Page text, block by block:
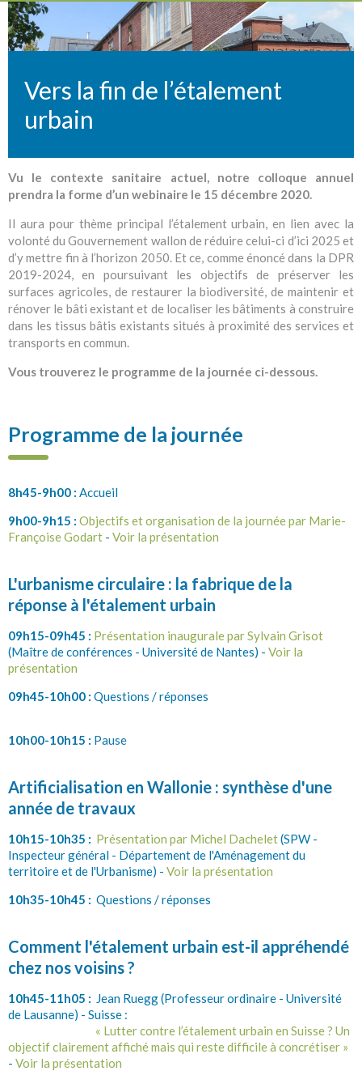
Vers la fin de l’étalement
urbain
Vu le contexte sanitaire actuel, notre colloque annuel
prendra la forme d’un webinaire le 15 décembre 2020.
Il aura pour thème principal l’étalement urbain, en lien avec la
volonté du Gouvernement wallon de réduire celui-ci d’ici 2025 et
d’y mettre fin à l’horizon 2050. Et ce, comme énoncé dans la DPR
2019-2024, en poursuivant les objectifs de préserver les
surfaces agricoles, de restaurer la biodiversité, de maintenir et
rénover le bâti existant et de localiser les bâtiments à construire
dans les tissus bâtis existants situés à proximité des services et
transports en commun.
Vous trouverez le programme de la journée ci-dessous.
Programme de la journée
8h45-9h00 : Accueil
9h00-9h15 : Objectifs et organisation de la journée par Marie-
Françoise Godart - Voir la présentation
L'urbanisme circulaire : la fabrique de la
réponse à l'étalement urbain
09h15-09h45 : Présentation inaugurale par Sylvain Grisot
(Maître de conférences - Université de Nantes) - Voir la
présentation
09h45-10h00 : Questions / réponses
10h00-10h15 : Pause
Artificialisation en Wallonie : synthèse d'une
année de travaux
10h15-10h35 : Présentation par Michel Dachelet(SPW -
Inspecteur général - Département de l'Aménagement du
territoire et de l'Urbanisme) - Voir la présentation
10h35-10h45 : Questions / réponses
Comment l'étalement urbain est-il appréhendé
chez nos voisins ?
10h45-11h05 : Jean Ruegg (Professeur ordinaire - Université
de Lausanne) - Suisse :
« Lutter contre l’étalement urbain en Suisse ? Un
objectif clairement affiché mais qui reste difficile à concrétiser »
- Voir la présentation